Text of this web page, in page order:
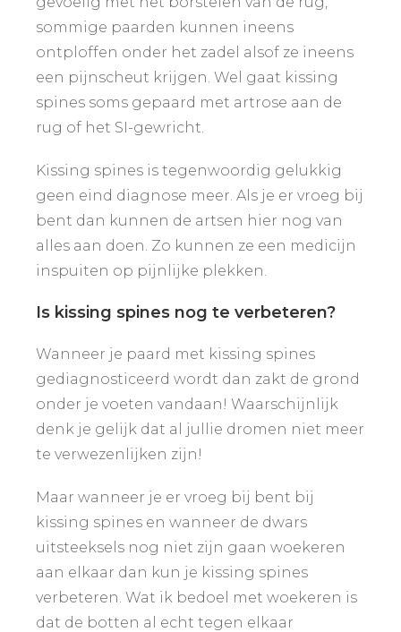
sommige paarden kunnen ineens
ontploffen onder het zadel alsof ze ineens
een pijnscheut krijgen. Wel gaat kissing
spines soms gepaard met artrose aan de
rug of het SI-gewricht.
Kissing spines is tegenwoordig gelukkig
geen eind diagnose meer. Als je er vroeg bij
bent dan kunnen de artsen hier nog van
alles aan doen. Zo kunnen ze een medicijn
inspuiten op pijnlijke plekken.
Is kissing spines nog te verbeteren?
Wanneer je paard met kissing spines
gediagnosticeerd wordt dan zakt de grond
onder je voeten vandaan! Waarschijnlijk
denk je gelijk dat al jullie dromen niet meer
te verwezenlijken zijn!
Maar wanneer je er vroeg bij bent bij
kissing spines en wanneer de dwars
uitsteeksels nog niet zijn gaan woekeren
aan elkaar dan kun je kissing spines
verbeteren. Wat ik bedoel met woekeren is
dat de botten al echt tegen elkaar